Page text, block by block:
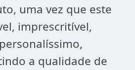
uma vez que este
imprescritível,
a qualidade de